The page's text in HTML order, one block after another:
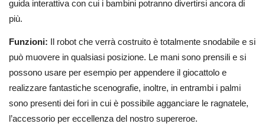
guida interattiva con cui i bambini potranno divertirsi ancora di
più.
Funzioni: Il robot che verrà costruito è totalmente snodabile e si
può muovere in qualsiasi posizione. Le mani sono prensili e si
possono usare per esempio per appendere il giocattolo e
realizzare fantastiche scenografie, inoltre, in entrambi i palmi
sono presenti dei fori in cui è possibile agganciare le ragnatele,
l’accessorio per eccellenza del nostro supereroe.